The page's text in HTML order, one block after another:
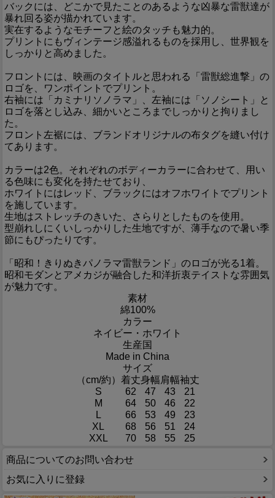
バックには、どこかで見たことのあるような凶暴な雷獣達が
暴れ回る姿が描かれています。
実在するようなモチーフと絵のタッチも魅力的。
プリントにもヴィンテージ感溢れるものを採用し、世界観を
しっかりと高めました。
フロントには、映画のタイトルと思われる「雷獣総進撃」の
ロゴを、ワンポイントでプリント。
右袖には「カミナリソノラマ」、左袖には「ソノシート」と
ロゴを落とし込み、細かいところまでしっかりと拘りまし
た。
フロント左裾には、ブランドオリジナルの布タグを縫い付け
てあります。
カラーは2色。それぞれのボディーカラーに合わせて、用い
る色味にも変化を持たせており、
ホワイトにはレッド、ブラックにはオフホワイトでプリント
を施しています。
生地はストレッチのきいた、さらりとしたものを使用。
型崩れしにくいしっかりした生地ですが、薄手なので暑い季
節にもぴったりです。
「昭和！きりぬきパノラマ雷獣ランド」のロゴが光る1着。
昭和モダンとアメカジが融合した和洋折衷テイストな雰囲気
が魅力です。
素材
綿100%
カラー
ネイビー・ホワイト
生産国
Made in China
サイズ
（cm/約） 着丈身幅肩幅袖丈
S
62 47 43
21
M
64 50 46
22
L
66 53 49
23
XL
68 56 51
24
XXL
70 58 55 25
商品についてのお問い合わせ
お気に入りに登録